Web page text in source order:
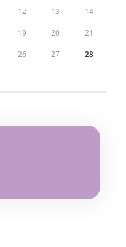
12 13 14
19 20 21
26 27 28